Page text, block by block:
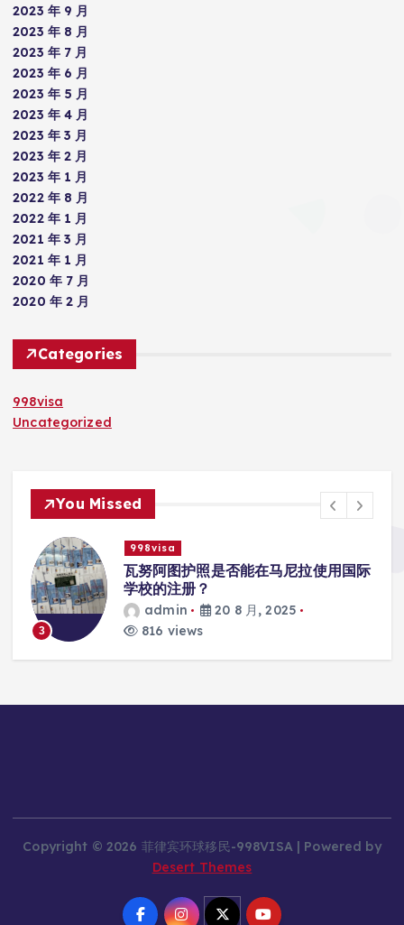
2023 年 9 月
2023 年 8 月
2023 年 7 月
2023 年 6 月
2023 年 5 月
2023 年 4 月
2023 年 3 月
2023 年 2 月
2023 年 1 月
2022 年 8 月
2022 年 1 月
2021 年 3 月
2021 年 1 月
2020 年 7 月
2020 年 2 月
Categories
998visa
Uncategorized
You Missed
3
998visa
瓦努阿图护照是否能在马尼拉使用国际
学校的注册？
admin
20 8 月, 2025
816 views
Copyright © 2026 菲律宾环球移民-998VISA | Powered by
Desert Themes